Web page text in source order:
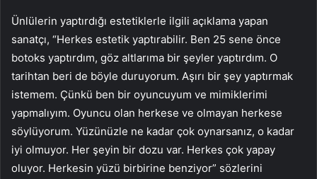
Ünlülerin yaptırdığı estetiklerle ilgili açıklama yapan
sanatçı, “Herkes estetik yaptırabilir. Ben 25 sene önce
botoks yaptırdım, göz altlarıma bir şeyler yaptırdım. O
tarihtan beri de böyle duruyorum. Aşırı bir şey yaptırmak
istemem. Çünkü ben bir oyuncuyum ve mimiklerimi
yapmalıyım. Oyuncu olan herkese ve olmayan herkese
söylüyorum. Yüzünüzle ne kadar çok oynarsanız, o kadar
iyi olmuyor. Her şeyin bir dozu var. Herkes çok yapay
oluyor. Herkesin yüzü birbirine benziyor” sözlerini